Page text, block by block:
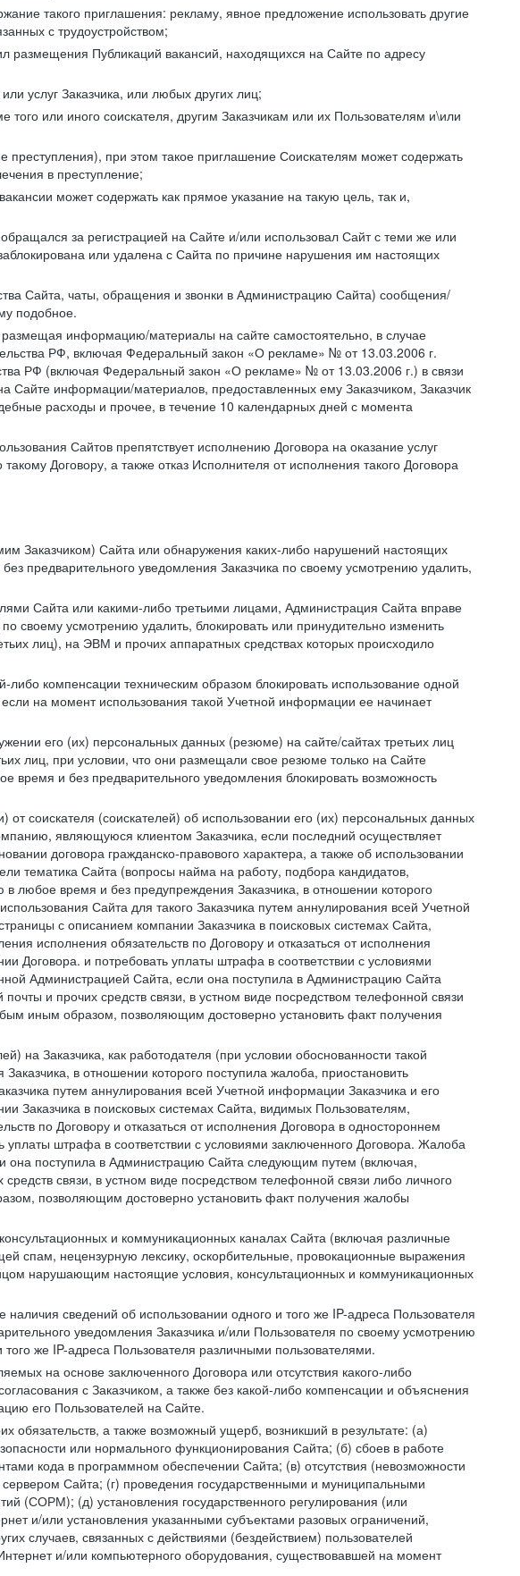
такого приглашения: рекламу, явное предложение использовать другие
с трудоустройством;
размещения Публикаций вакансий, находящихся на Сайте по адресу
услуг Заказчика, или любых других лиц;
или иного соискателя, другим Заказчикам или их Пользователям и\или
при этом такое приглашение Соискателям может содержать
в преступление;
может содержать как прямое указание на такую цель, так и,
за регистрацией на Сайте и/или использовал Сайт с теми же или
или удалена с Сайта по причине нарушения им настоящих
Сайта, чаты, обращения и звонки в Администрацию Сайта) сообщения/
подобное.
информацию/материалы на сайте самостоятельно, в случае
РФ, включая Федеральный закон «О рекламе» № от 13.03.2006 г.
РФ (включая Федеральный закон «О рекламе» № от 13.03.2006 г.) в связи
информации/материалов, предоставленных ему Заказчиком, Заказчик
расходы и прочее, в течение 10 календарных дней с момента
Сайтов препятствует исполнению Договора на оказание услуг
Договору, а также отказ Исполнителя от исполнения такого Договора
Заказчиком) Сайта или обнаружения каких-либо нарушений настоящих
предварительного уведомления Заказчика по своему усмотрению удалить,
Сайта или какими-либо третьими лицами, Администрация Сайта вправе
своему усмотрению удалить, блокировать или принудительно изменить
лиц), на ЭВМ и прочих аппаратных средствах которых происходило
компенсации техническим образом блокировать использование одной
на момент использования такой Учетной информации ее начинает
его (их) персональных данных (резюме) на сайте/сайтах третьих лиц
лиц, при условии, что они размещали свое резюме только на Сайте
и без предварительного уведомления блокировать возможность
соискателя (соискателей) об использовании его (их) персональных данных
являющуюся клиентом Заказчика, если последний осуществляет
договора гражданско-правового характера, а также об использовании
тематика Сайта (вопросы найма на работу, подбора кандидатов,
любое время и без предупреждения Заказчика, в отношении которого
Сайта для такого Заказчика путем аннулирования всей Учетной
с описанием компании Заказчика в поисковых системах Сайта,
исполнения обязательств по Договору и отказаться от исполнения
Договора. и потребовать уплаты штрафа в соответствии с условиями
Администрацией Сайта, если она поступила в Администрацию Сайта
и прочих средств связи, в устном виде посредством телефонной связи
иным образом, позволяющим достоверно установить факт получения
на Заказчика, как работодателя (при условии обоснованности такой
в отношении которого поступила жалоба, приостановить
путем аннулирования всей Учетной информации Заказчика и его
Заказчика в поисковых системах Сайта, видимых Пользователям,
по Договору и отказаться от исполнения Договора в одностороннем
штрафа в соответствии с условиями заключенного Договора. Жалоба
она поступила в Администрацию Сайта следующим путем (включая,
связи, в устном виде посредством телефонной связи либо личного
позволяющим достоверно установить факт получения жалобы
и коммуникационных каналах Сайта (включая различные
нецензурную лексику, оскорбительные, провокационные выражения
нарушающим настоящие условия, консультационных и коммуникационных
сведений об использовании одного и того же IP-адреса Пользователя
уведомления Заказчика и/или Пользователя по своему усмотрению
же IP-адреса Пользователя различными пользователями.
на основе заключенного Договора или отсутствия какого-либо
с Заказчиком, а также без какой-либо компенсации и объяснения
его Пользователей на Сайте.
обязательств, а также возможный ущерб, возникший в результате: (а)
или нормального функционирования Сайта; (б) сбоев в работе
кода в программном обеспечении Сайта; (в) отсутствия (невозможности
Сайта; (г) проведения государственными и муниципальными
(СОРМ); (д) установления государственного регулирования (или
и/или установления указанными субъектами разовых ограничений,
случаев, связанных с действиями (бездействием) пользователей
и/или компьютерного оборудования, существовавшей на момент